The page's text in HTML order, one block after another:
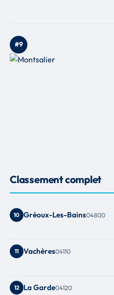
#9
Classement complet
10 Gréoux-Les-Bains04800
11 Vachères04110
12 La Garde04120